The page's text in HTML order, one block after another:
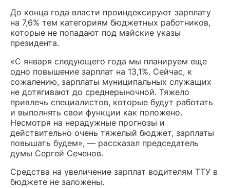
До конца года власти проиндексируют зарплату
на 7,6% тем категориям бюджетных работников,
которые не попадают под майские указы
президента.
«С января следующего года мы планируем еще
одно повышение зарплат на 13,1%. Сейчас, к
сожалению, зарплаты муниципальных служащих
не дотягивают до среднерыночной. Тяжело
привлечь специалистов, которые будут работать
и выполнять свои функции как положено.
Несмотря на нерадужные прогнозы и
действительно очень тяжелый бюджет, зарплаты
повышать будем», — рассказал председатель
думы Сергей Сеченов.
Средства на увеличение зарплат водителям ТТУ в
бюджете не заложены.